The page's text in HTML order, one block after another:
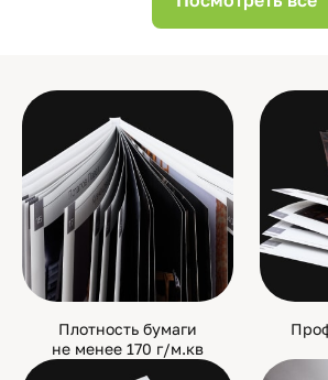
Плотность бумаги
не менее 170 г/м.кв